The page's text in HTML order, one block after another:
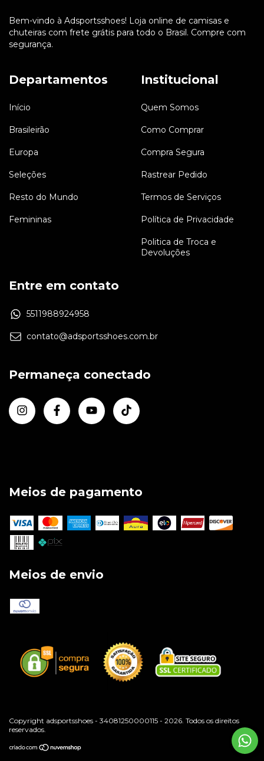
Bem-vindo à Adsportsshoes! Loja online de camisas e
chuteiras com frete grátis para todo o Brasil. Compre com
segurança.
Departamentos
Início
Brasileirão
Europa
Seleções
Resto do Mundo
Femininas
Institucional
Quem Somos
Como Comprar
Compra Segura
Rastrear Pedido
Termos de Serviços
Política de Privacidade
Politica de Troca e
Devoluções
Entre em contato
5511988924958
contato@adsportsshoes.com.br
Permaneça conectado
Meios de pagamento
Meios de envio
Copyright adsportsshoes - 34081250000115 - 2026. Todos os direitos
reservados.